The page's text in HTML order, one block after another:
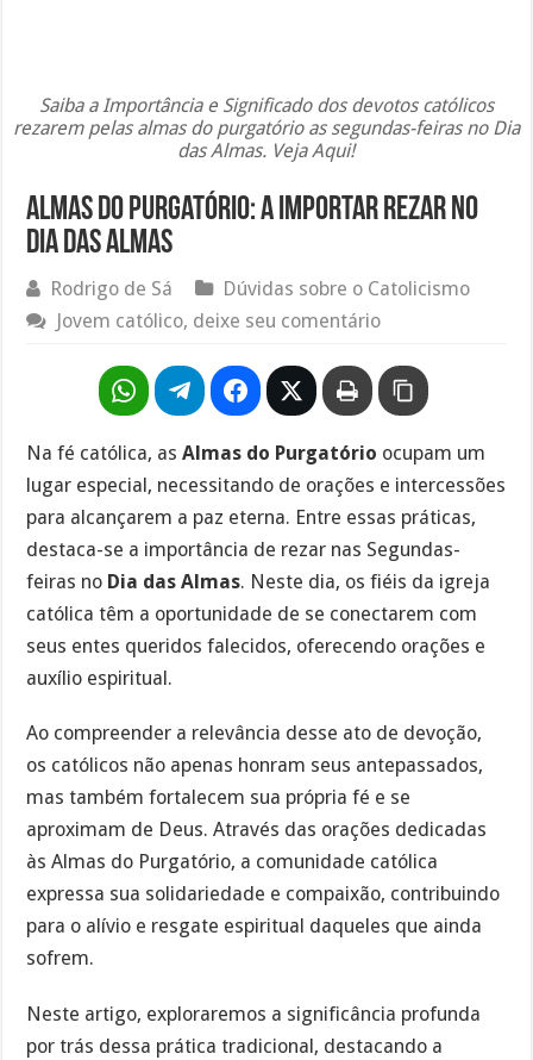
Saiba a Importância e Significado dos devotos católicos
rezarem pelas almas do purgatório as segundas-feiras no Dia
das Almas. Veja Aqui!
Almas do purgatório: A importar rezar no
dia das almas
Rodrigo de Sá
Dúvidas sobre o Catolicismo
Jovem católico, deixe seu comentário
Na fé católica, asAlmas do Purgatório ocupam um
lugar especial, necessitando de orações e intercessões
para alcançarem a paz eterna. Entre essas práticas,
destaca-se a importância de rezar nas Segundas-
feiras no Dia das Almas. Neste dia, os fiéis da igreja
católica têm a oportunidade de se conectarem com
seus entes queridos falecidos, oferecendo orações e
auxílio espiritual.
Ao compreender a relevância desse ato de devoção,
os católicos não apenas honram seus antepassados,
mas também fortalecem sua própria fé e se
aproximam de Deus. Através das orações dedicadas
às Almas do Purgatório, a comunidade católica
expressa sua solidariedade e compaixão, contribuindo
para o alívio e resgate espiritual daqueles que ainda
sofrem.
Neste artigo, exploraremos a significância profunda
por trás dessa prática tradicional, destacando a